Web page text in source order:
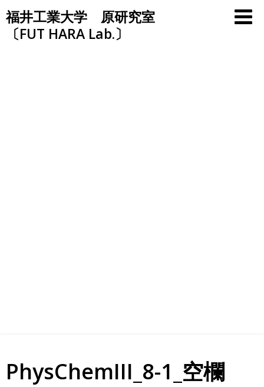
Skip
to
content
福井工業大学 原研究室
〔FUT HARA Lab.〕
PhysChemIII_8-1_空欄